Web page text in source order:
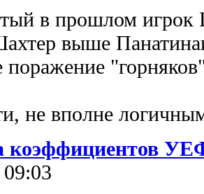
в прошлом
выше
поражение
не вполне
коэффициентов